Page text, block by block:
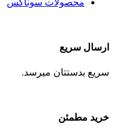
محصولات سوناکس
ارسال سریع
سریع بدستتان میرسد.
خرید مطمئن